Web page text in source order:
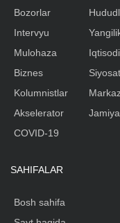
Bozorlar
Intervyu
Mulohaza
Biznes
Kolumnistlar
Akselerator
Siyosat
COVID-19
SAHIFALAR
Bosh sahifa